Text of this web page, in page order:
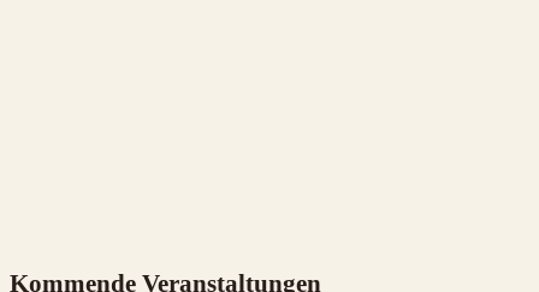
Kommende Veranstaltungen